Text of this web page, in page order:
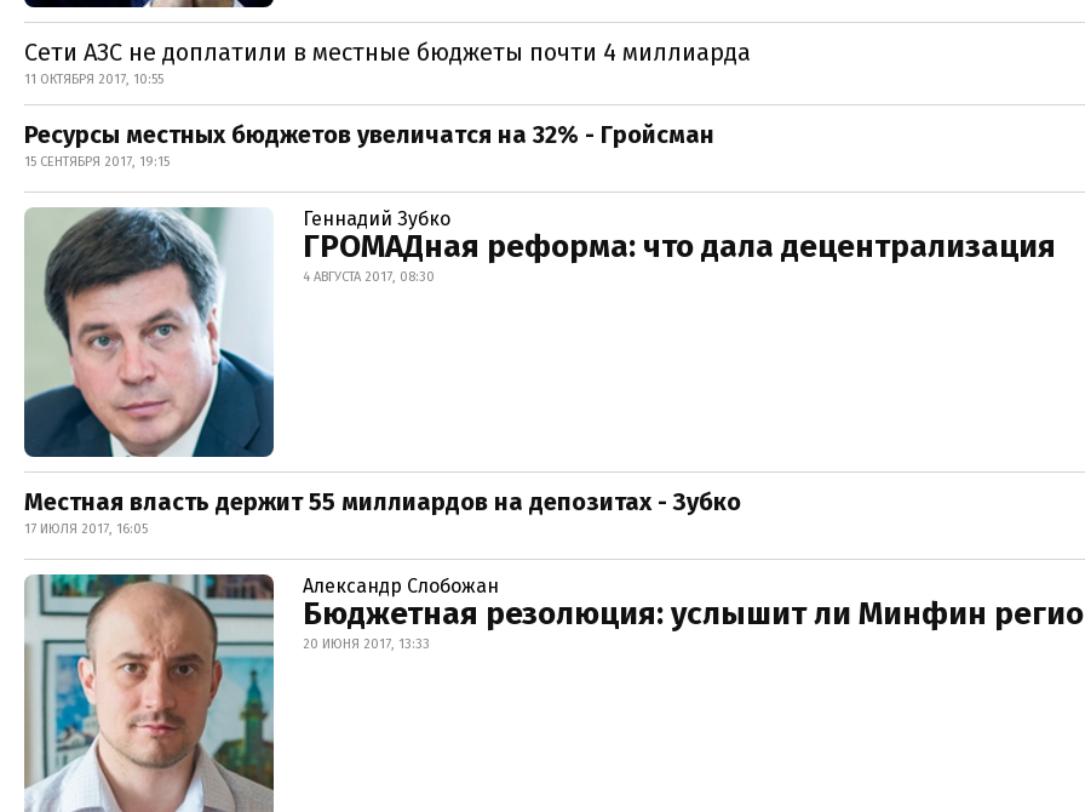
Сети АЗС не доплатили в местные бюджеты почти 4 миллиарда
11 ОКТЯБРЯ 2017, 10:55
Ресурсы местных бюджетов увеличатся на 32% - Гройсман
15 СЕНТЯБРЯ 2017, 19:15
Геннадий Зубко
ГРОМАДная реформа: что дала децентрализация
4 АВГУСТА 2017, 08:30
Местная власть держит 55 миллиардов на депозитах - Зубко
17 ИЮЛЯ 2017, 16:05
Александр Слобожан
Бюджетная резолюция: услышит ли Минфин
20 ИЮНЯ 2017, 13:33